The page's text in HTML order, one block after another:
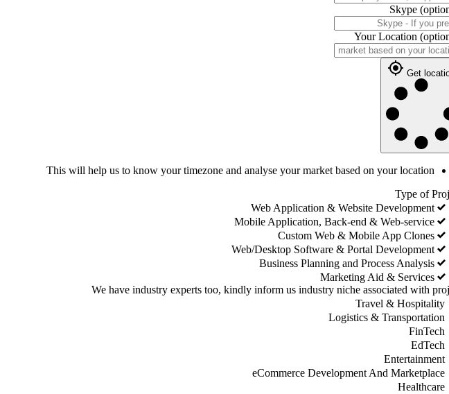
Skype
Your Location
Get
This will help us to know your timezone and analyse your market based on your location
Type of
Web Application & Website Development
Mobile Application, Back-end & Web-service
Custom Web & Mobile App Clones
Web/Desktop Software & Portal Development
Business Planning and Process Analysis
Marketing Aid & Services
We have industry experts too, kindly inform us industry niche associated with
Travel & Hospitality
Logistics & Transportation
FinTech
EdTech
Entertainment
eCommerce Development And Marketplace
Healthcare